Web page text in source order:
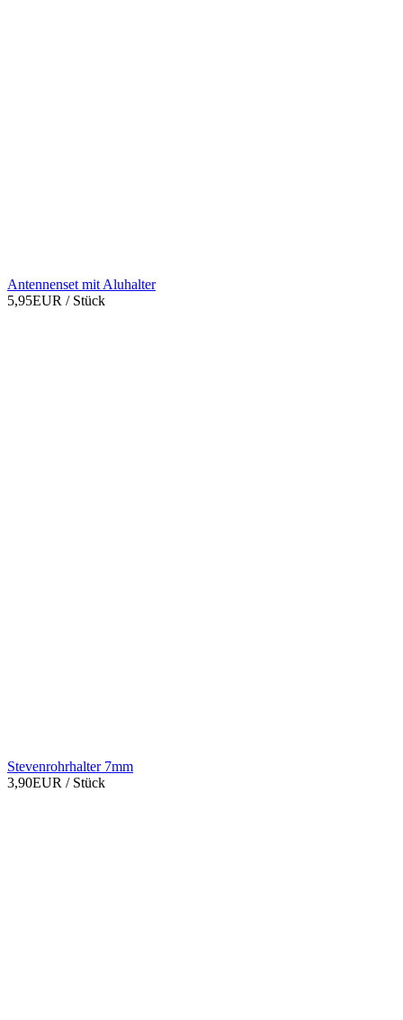
Antennenset mit Aluhalter
5,95EUR / Stück
Stevenrohrhalter 7mm
3,90EUR / Stück